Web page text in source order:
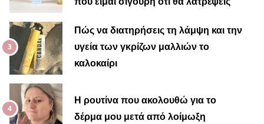
Πώς να διατηρήσεις τη λάμψη και την
υγεία των γκρίζων μαλλιών το
καλοκαίρι
Η ρουτίνα που ακολουθώ για το
δέρμα μου μετά από λοίμωξη